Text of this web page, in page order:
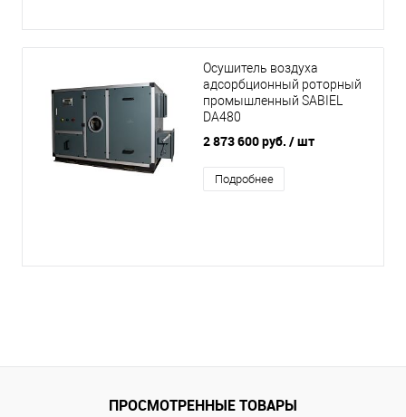
Осушитель воздуха
адсорбционный роторный
промышленный SABIEL
DA480
2 873 600 руб. / шт
Подробнее
ПРОСМОТРЕННЫЕ ТОВАРЫ